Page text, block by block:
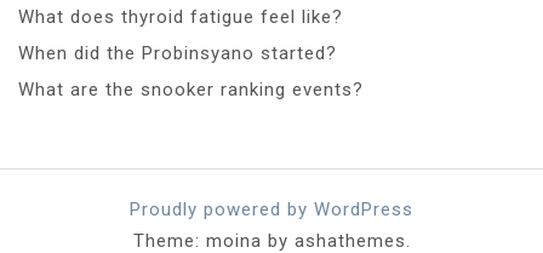
What does thyroid fatigue feel like?
When did the Probinsyano started?
What are the snooker ranking events?
Proudly powered by WordPress
Theme: moina by ashathemes.